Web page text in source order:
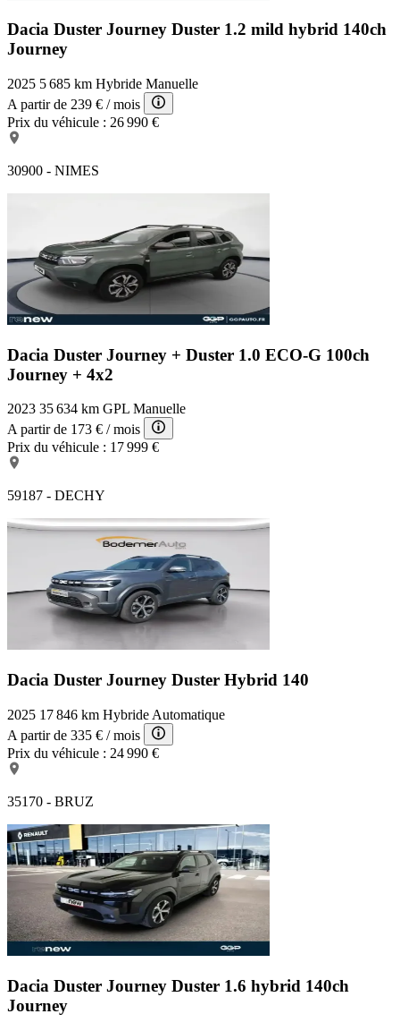
Dacia Duster Journey Duster 1.2 mild hybrid 140ch
Journey
2025 5 685 km Hybride Manuelle
A partir de 239 € / mois
Prix du véhicule : 26 990 €
30900 - NIMES
Dacia Duster Journey + Duster 1.0 ECO-G 100ch
Journey + 4x2
2023 35 634 km GPL Manuelle
A partir de 173 € / mois
Prix du véhicule : 17 999 €
59187 - DECHY
Dacia Duster Journey Duster Hybrid 140
2025 17 846 km Hybride Automatique
A partir de 335 € / mois
Prix du véhicule : 24 990 €
35170 - BRUZ
Dacia Duster Journey Duster 1.6 hybrid 140ch
Journey